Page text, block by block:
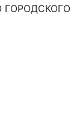
ГОРОДСКОГО